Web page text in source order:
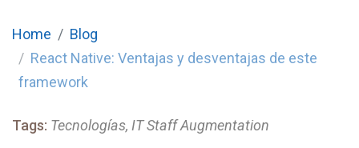
Home
Blog
React Native: Ventajas y desventajas de este
framework
Tags: Tecnologías, IT Staff Augmentation